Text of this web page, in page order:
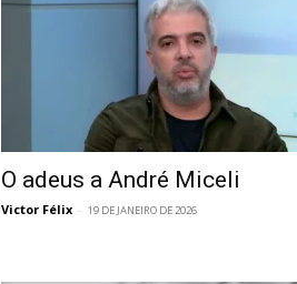
O adeus a André Miceli
Victor Félix - 19 DE JANEIRO DE 2026